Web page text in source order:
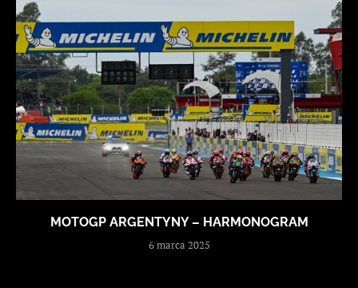
MOTOGP ARGENTYNY – HARMONOGRAM
6 marca 2025